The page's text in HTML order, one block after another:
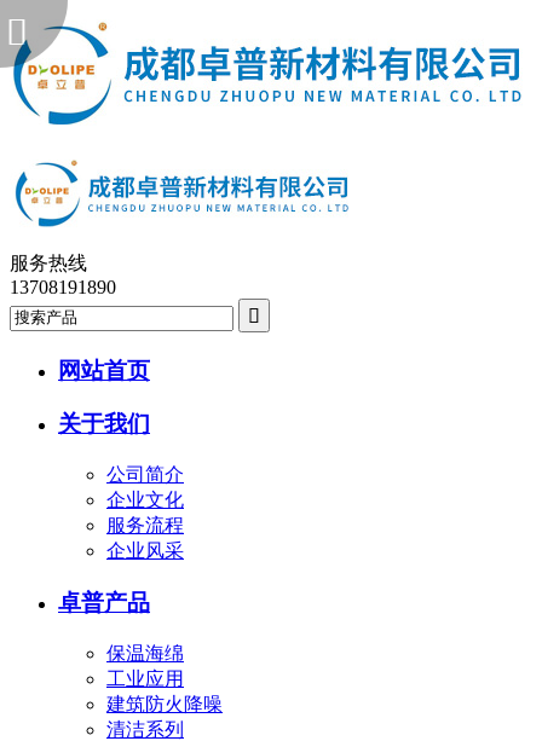
服务热线
13708191890
网站首页
关于我们
公司简介
企业文化
服务流程
企业风采
卓普产品
保温海绵
工业应用
建筑防火降噪
清洁系列